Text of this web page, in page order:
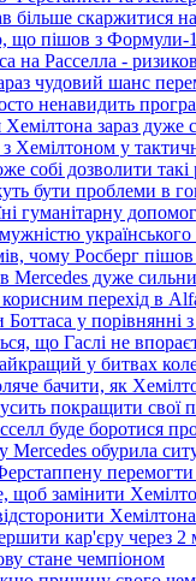
більше скаржитися
що пішов з Формули-1
на Расселла -
чудовий шанс
ненавидить
зараз дуже
Хемілтоном у
собі дозволити такі
бути проблеми в
гуманітарну
українського
чому Росберг
Mercedes дуже
корисним перехід в
Боттаса у порівнянні
що Гаслі не
у битвах
бачити, як
покращити свої
буде боротися
Mercedes обурила
щоб замінити
Хемілтона
кар'єру через 2
стане чемпіоном